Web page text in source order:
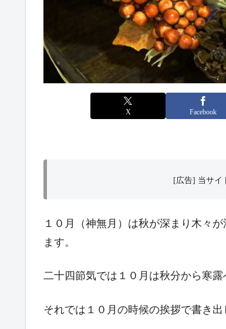
X Facebook
[広告] 当サイ
１０月（神無月）は秋が深まり木々
ます。
二十四節気では１０月は秋分から寒露
それでは１０月の時候の挨拶で書き出